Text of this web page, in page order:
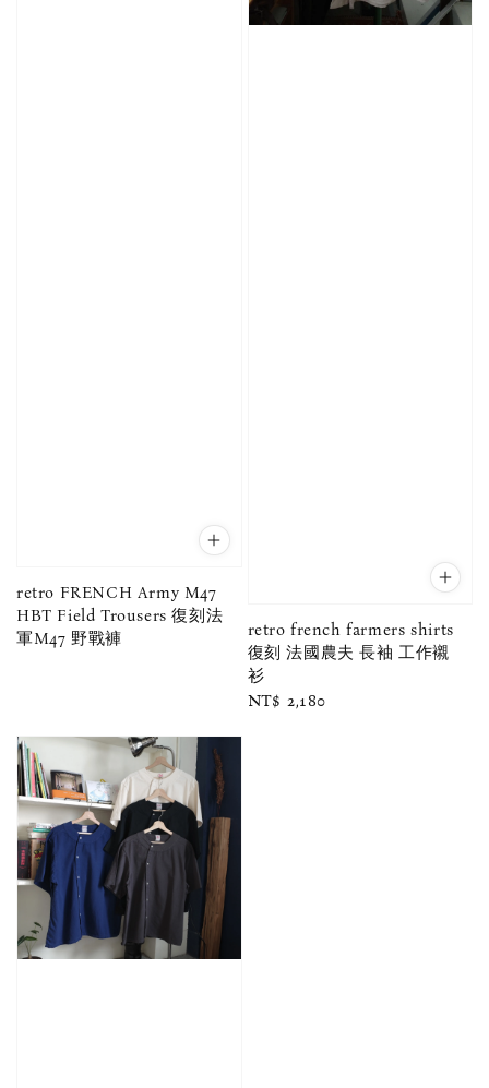
retro FRENCH Army M47
HBT Field Trousers 復刻法
軍M47 野戰褲
retro french farmers shirts
復刻 法國農夫 長袖 工作襯
衫
Regular
NT$ 2,180